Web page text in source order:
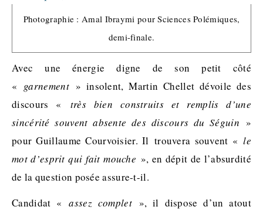
Photographie : Amal Ibraymi pour Sciences Polémiques,
demi-finale.
Avec une énergie digne de son petit côté
« garnement» insolent, MartinChellet dévoile des
discours « très bien construits et remplis d’une
sincérité souvent absente des discours du Séguin »
pour Guillaume Courvoisier. Il trouvera souvent « le
mot d’esprit qui fait mouche », en dépit de l’absurdité
de la question posée assure-t-il.
Candidat «assez complet», il dispose d’un atout